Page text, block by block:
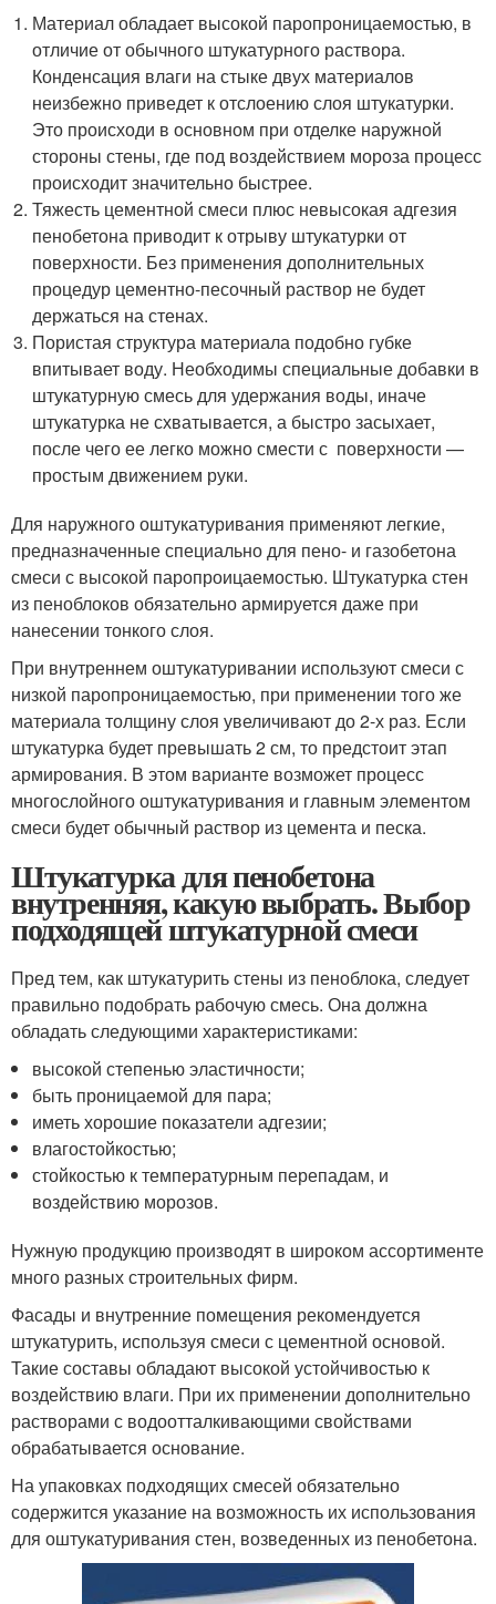
Материал обладает высокой паропроницаемостью, в
отличие от обычного штукатурного раствора.
Конденсация влаги на стыке двух материалов
неизбежно приведет к отслоению слоя штукатурки.
Это происходи в основном при отделке наружной
стороны стены, где под воздействием мороза процесс
происходит значительно быстрее.
Тяжесть цементной смеси плюс невысокая адгезия
пенобетона приводит к отрыву штукатурки от
поверхности. Без применения дополнительных
процедур цементно-песочный раствор не будет
держаться на стенах.
Пористая структура материала подобно губке
впитывает воду. Необходимы специальные добавки в
штукатурную смесь для удержания воды, иначе
штукатурка не схватывается, а быстро засыхает,
после чего ее легко можно смести с поверхности —
простым движением руки.
Для наружного оштукатуривания применяют легкие,
предназначенные специально для пено- и газобетона
смеси с высокой паропроицаемостью. Штукатурка стен
из пеноблоков обязательно армируется даже при
нанесении тонкого слоя.
При внутреннем оштукатуривании используют смеси с
низкой паропроницаемостью, при применении того же
материала толщину слоя увеличивают до 2-х раз. Если
штукатурка будет превышать 2 см, то предстоит этап
армирования. В этом варианте возможет процесс
многослойного оштукатуривания и главным элементом
смеси будет обычный раствор из цемента и песка.
Штукатурка для пенобетона
внутренняя, какую выбрать. Выбор
подходящей штукатурной смеси
Пред тем, как штукатурить стены из пеноблока, следует
правильно подобрать рабочую смесь. Она должна
обладать следующими характеристиками:
высокой степенью эластичности;
быть проницаемой для пара;
иметь хорошие показатели адгезии;
влагостойкостью;
стойкостью к температурным перепадам, и
воздействию морозов.
Нужную продукцию производят в широком ассортименте
много разных строительных фирм.
Фасады и внутренние помещения рекомендуется
штукатурить, используя смеси с цементной основой.
Такие составы обладают высокой устойчивостью к
воздействию влаги. При их применении дополнительно
растворами с водоотталкивающими свойствами
обрабатывается основание.
На упаковках подходящих смесей обязательно
содержится указание на возможность их использования
для оштукатуривания стен, возведенных из пенобетона.